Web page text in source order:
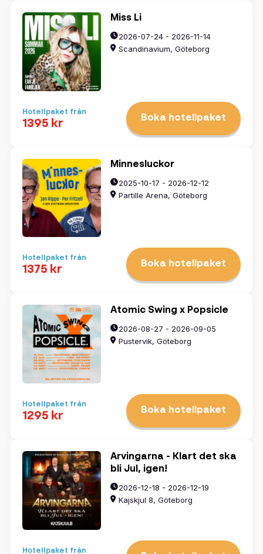
Miss Li
2026-07-24 - 2026-11-14
Scandinavium, Göteborg
Hotellpaket från
1395 kr Boka hotellpaket
Minnesluckor
2025-10-17 - 2026-12-12
Partille Arena, Göteborg
Hotellpaket från
1375 kr Boka hotellpaket
Atomic Swing x Popsicle
2026-08-27 - 2026-09-05
Pustervik, Göteborg
Hotellpaket från
1295 kr Boka hotellpaket
Arvingarna - Klart det ska
bli Jul, igen!
2026-12-18 - 2026-12-19
Kajskjul 8, Göteborg
Hotellpaket från